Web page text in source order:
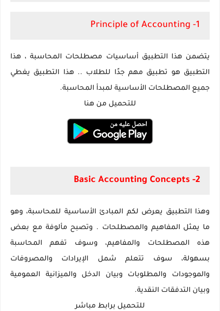
1-
Principle of Accounting
يتضمن هذا التطبيق أساسيات مصطلحات المحاسبة ، هذا
التطبيق هو تطبيق مهم جدًا للطلاب .. هذا التطبيق يغطي
جميع المصطلحات الأساسية لمبدأ المحاسبة.
للتحميل من هنا
2- Basic Accounting Concepts‏
وهذا التطبيق يعرض لكم المبادئ الأساسية للمحاسبة، وهو
ما يمثل المفاهيم والمصطلحات . وتصبح مألوفة مع بعض
هذه المصطلحات والمفاهيم، وسوف تفهم المحاسبة
بسهولة، سوف تتعلم شمل الإيرادات والمصروفات
والموجودات والمطلوبات وبيان الدخل والميزانية العمومية
وبيان التدفقات النقدية.
للتحميل برابط مباشر